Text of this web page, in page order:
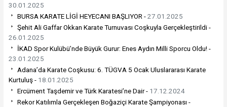
30.01.2025
BURSA KARATE LİGİ HEYECANI BAŞLIYOR -27.01.2025
Şehit Ali Gaffar Okkan Karate Turnuvası Coşkuyla Gerçekleştirildi -
26.01.2025
İKAD Spor Kulübü’nde Büyük Gurur: Enes Aydın Milli Sporcu Oldu! -
23.01.2025
Adana’da Karate Coşkusu: 6. TÜGVA 5 Ocak Uluslararası Karate
Kurtuluş - 18.01.2025
Ercüment Taşdemir ve Türk Karatesi’ne Dair - 17.12.2024
Rekor Katılımla Gerçekleşen Boğaziçi Karate Şampiyonası -